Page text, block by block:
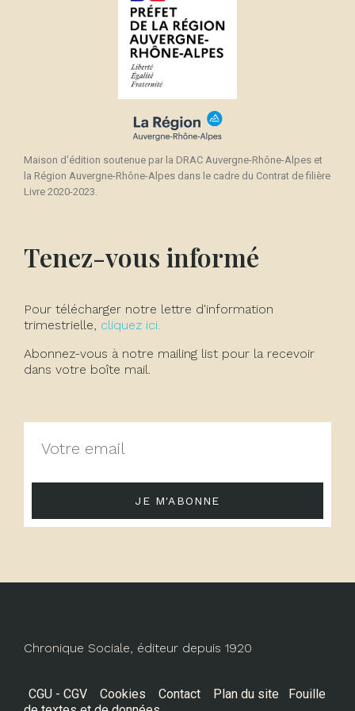
Maison d'édition soutenue par la DRAC Auvergne-Rhône-Alpes et
la Région Auvergne-Rhône-Alpes dans le cadre du Contrat de filière
Livre 2020-2023.
Tenez-vous informé
Pour télécharger notre lettre d'information
trimestrielle, cliquez ici.
Abonnez-vous à notre mailing list pour la recevoir
dans votre boîte mail.
JE M'ABONNE
Chronique Sociale, éditeur depuis 1920
CGU - CGV Cookies Contact Plan du site
Fouille